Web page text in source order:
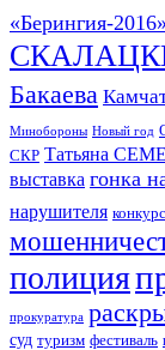
«Берингия-2016»
Бакаева
Минобороны Новый год
СКР Татьяна
выставка гонка
нарушителя конкурс
полиция
прокуратура
суд туризм фестиваль